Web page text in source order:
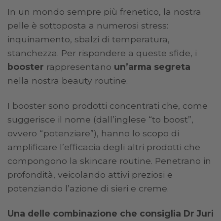
In un mondo sempre più frenetico, la nostra
pelle è sottoposta a numerosi stress:
inquinamento, sbalzi di temperatura,
stanchezza. Per rispondere a queste sfide, i
booster rappresentano un’arma segreta
nella nostra beauty routine.
I booster sono prodotti concentrati che, come
suggerisce il nome (dall’inglese “to boost”,
ovvero “potenziare”), hanno lo scopo di
amplificare l’efficacia degli altri prodotti che
compongono la skincare routine. Penetrano in
profondità, veicolando attivi preziosi e
potenziando l’azione di sieri e creme.
Una delle combinazione che consiglia Dr Juri